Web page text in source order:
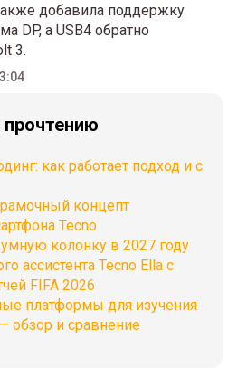
добавила поддержку
DP, а USB4 обратно
3.
как работает подход и с
концепт
Tecno
колонку в 2027 году
ассистента Tecno Ella с
FIFA 2026
платформы для изучения
обзор и сравнение